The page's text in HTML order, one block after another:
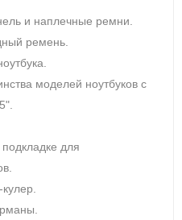
и наплечные ремни.
ремень.
моделей ноутбуков с
для